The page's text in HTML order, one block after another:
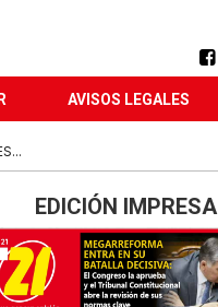
AVISOS LEGALES
EDICIÓN IMPRESA